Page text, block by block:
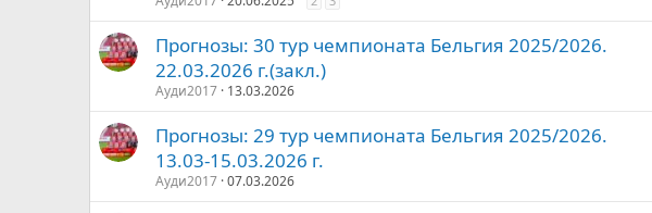
Прогнозы: 30 тур чемпионата Бельгия 2025/2026.
22.03.2026 г.(закл.)
Ауди2017 13.03.2026
Прогнозы: 29 тур чемпионата Бельгия 2025/2026.
13.03-15.03.2026 г.
Ауди2017 07.03.2026